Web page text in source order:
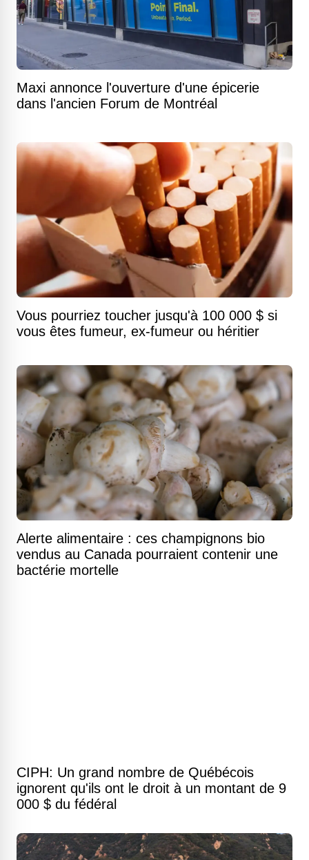
Maxi annonce l'ouverture d'une épicerie
dans l'ancien Forum de Montréal
Vous pourriez toucher jusqu'à 100 000 $ si
vous êtes fumeur, ex-fumeur ou héritier
Alerte alimentaire : ces champignons bio
vendus au Canada pourraient contenir une
bactérie mortelle
CIPH: Un grand nombre de Québécois
ignorent qu'ils ont le droit à un montant de 9
000 $ du fédéral